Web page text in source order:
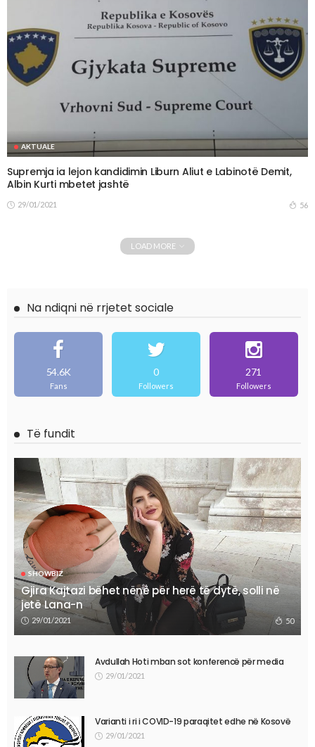
AKTUALE
Supremja ia lejon kandidimin Liburn Aliut e Labinotë Demit,
Albin Kurti mbetet jashtë
29/01/2021 56
LOAD MORE
Na ndiqni në rrjetet sociale
54.6K
Fans
0
Followers
271
Followers
Të fundit
SHOWBIZ
Gjira Kajtazi bëhet nënë për herë të dytë, solli në
jetë Lana-n
29/01/2021 50
Avdullah Hoti mban sot konferencë për media
29/01/2021
Varianti i ri i COVID-19 paraqitet edhe në Kosovë
29/01/2021